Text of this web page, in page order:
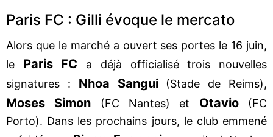
Paris FC : Gilli évoque le mercato
Alors que le marché a ouvert ses portes le 16 juin,
le Paris FC
a déjà officialisé trois nouvelles
signatures : Nhoa Sangui (Stade de Reims),
Moses Simon (FC Nantes) et Otavio(FC
Porto). Dans les prochains jours, le club emmené